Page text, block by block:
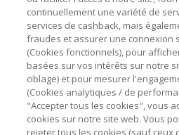
Astuces pour économiser
A propos de
Contactez-nous
Mentions légales
continuellement une variété de
services de cashback, mais
fraudes et assurer une connexion
(Cookies fonctionnels), pour
basées sur vos intérêts sur notre
ciblage) et pour mesurer
(Cookies analytiques / de
"Accepter tous les cookies", vous
cookies sur notre site web. Vous
rejeter tous les cookies (sauf ceux